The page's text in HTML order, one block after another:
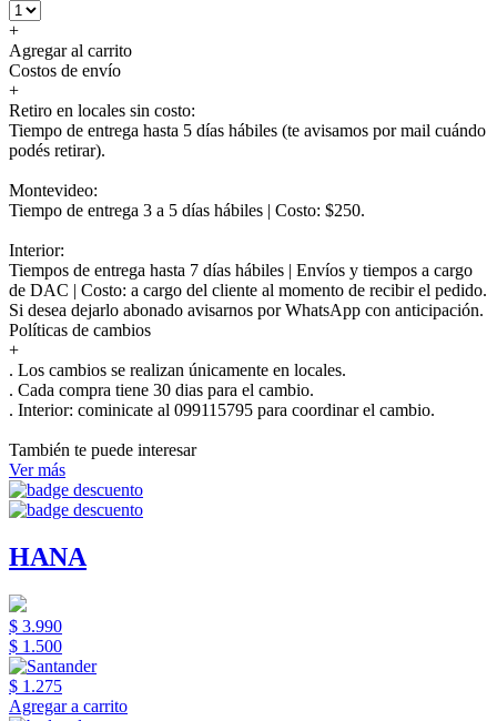
+
Agregar al carrito
Costos de envío
+
Retiro en locales sin costo:
Tiempo de entrega hasta 5 días hábiles (te avisamos por mail cuándo
podés retirar).
Montevideo:
Tiempo de entrega 3 a 5 días hábiles | Costo: $250.
Interior:
Tiempos de entrega hasta 7 días hábiles | Envíos y tiempos a cargo
de DAC | Costo: a cargo del cliente al momento de recibir el pedido.
Si desea dejarlo abonado avisarnos por WhatsApp con anticipación.
Políticas de cambios
+
. Los cambios se realizan únicamente en locales.
. Cada compra tiene 30 dias para el cambio.
. Interior: cominicate al 099115795 para coordinar el cambio.
También te puede interesar
Ver más
HANA
$ 3.990
$ 1.500
$ 1.275
Agregar a carrito